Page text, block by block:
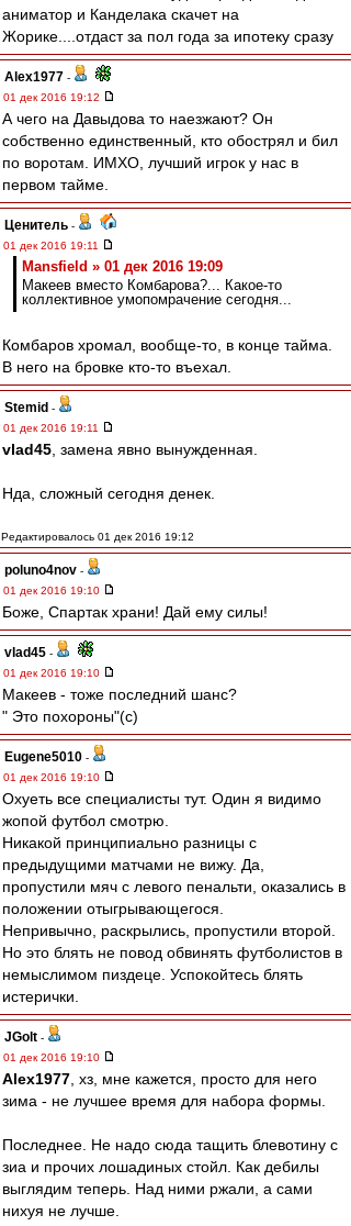
аниматор и Канделака скачет на
Жорике....отдаст за пол года за ипотеку сразу
Alex1977 -
01 дек 2016 19:12
А чего на Давыдова то наезжают? Он
собственно единственный, кто обострял и бил
по воротам. ИМХО, лучший игрок у нас в
первом тайме.
Ценитель -
01 дек 2016 19:11
Mansfield » 01 дек 2016 19:09
Макеев вместо Комбарова?... Какое-то
коллективное умопомрачение сегодня...
Комбаров хромал, вообще-то, в конце тайма.
В него на бровке кто-то въехал.
Stemid -
01 дек 2016 19:11
vlad45 , замена явно вынужденная.
Нда, сложный сегодня денек.
Редактировалось 01 дек 2016 19:12
poluno4nov -
01 дек 2016 19:10
Боже, Спартак храни! Дай ему силы!
vlad45 -
01 дек 2016 19:10
Макеев - тоже последний шанс?
" Это похороны"(с)
Eugene5010 -
01 дек 2016 19:10
Охуеть все специалисты тут. Один я видимо
жопой футбол смотрю.
Никакой принципиально разницы с
предыдущими матчами не вижу. Да,
пропустили мяч с левого пенальти, оказались в
положении отыгрывающегося.
Непривычно, раскрылись, пропустили второй.
Но это блять не повод обвинять футболистов в
немыслимом пиздеце. Успокойтесь блять
истерички.
JGolt -
01 дек 2016 19:10
Alex1977 , хз, мне кажется, просто для него
зима - не лучшее время для набора формы.
Последнее. Не надо сюда тащить блевотину с
зиа и прочих лошадиных стойл. Как дебилы
выглядим теперь. Над ними ржали, а сами
нихуя не лучше.